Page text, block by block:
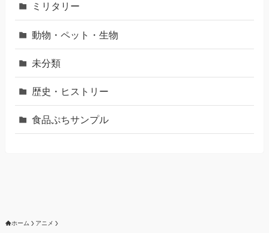
ミリタリー
動物・ペット・生物
未分類
歴史・ヒストリー
食品ぷちサンプル
ホーム アニメ